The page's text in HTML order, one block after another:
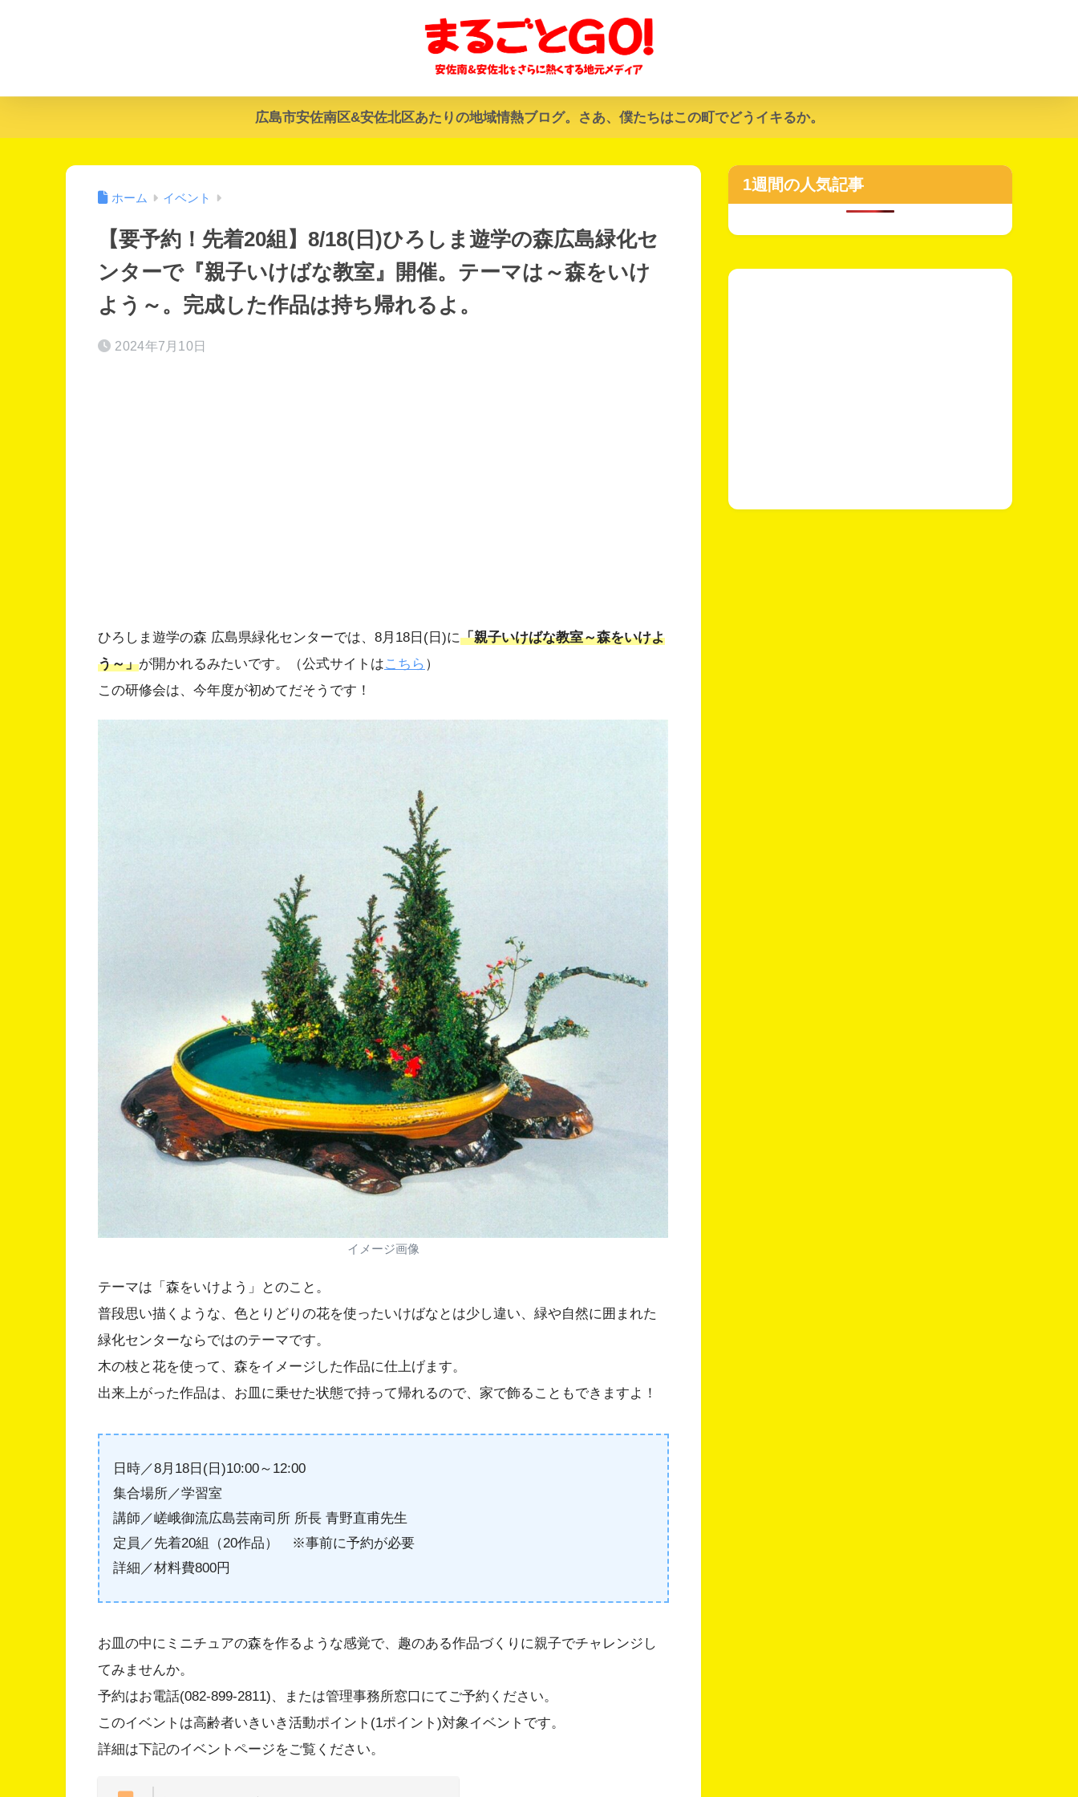
広島市安佐南区&安佐北区あたりの地域情熱ブログ。さあ、僕たちはこの町でどうイキるか。
ホーム イベント
【要予約！先着20組】8/18(日)ひろしま遊学の森広島緑化セ
ンターで『親子いけばな教室』開催。テーマは～森をいけ
よう～。完成した作品は持ち帰れるよ。
2024年7月10日
ひろしま遊学の森 広島県緑化センターでは、8月18日(日)に「親子いけばな教室～森をいけよ
う～」が開かれるみたいです。（公式サイトはこちら ）
この研修会は、今年度が初めてだそうです！
イメージ画像
テーマは「森をいけよう」とのこと。
普段思い描くような、色とりどりの花を使ったいけばなとは少し違い、緑や自然に囲まれた
緑化センターならではのテーマです。
木の枝と花を使って、森をイメージした作品に仕上げます。
出来上がった作品は、お皿に乗せた状態で持って帰れるので、家で飾ることもできますよ！
日時／8月18日(日)10:00～12:00
集合場所／学習室
講師／嵯峨御流広島芸南司所 所長 青野直甫先生
定員／先着20組（20作品） ※事前に予約が必要
詳細／材料費800円
お皿の中にミニチュアの森を作るような感覚で、趣のある作品づくりに親子でチャレンジし
てみませんか。
予約はお電話(082-899-2811)、または管理事務所窓口にてご予約ください。
このイベントは高齢者いきいき活動ポイント(1ポイント)対象イベントです。
詳細は下記のイベントページをご覧ください。
1週間の人気記事